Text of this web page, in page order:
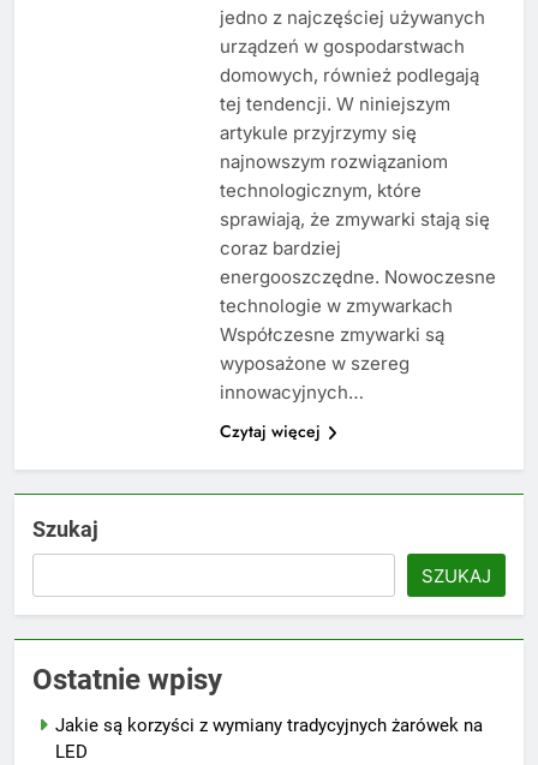
jedno z najczęściej używanych
urządzeń w gospodarstwach
domowych, również podlegają
tej tendencji. W niniejszym
artykule przyjrzymy się
najnowszym rozwiązaniom
technologicznym, które
sprawiają, że zmywarki stają się
coraz bardziej
energooszczędne. Nowoczesne
technologie w zmywarkach
Współczesne zmywarki są
wyposażone w szereg
innowacyjnych…
Czytaj więcej
Szukaj
SZUKAJ
Ostatnie wpisy
Jakie są korzyści z wymiany tradycyjnych żarówek na
LED